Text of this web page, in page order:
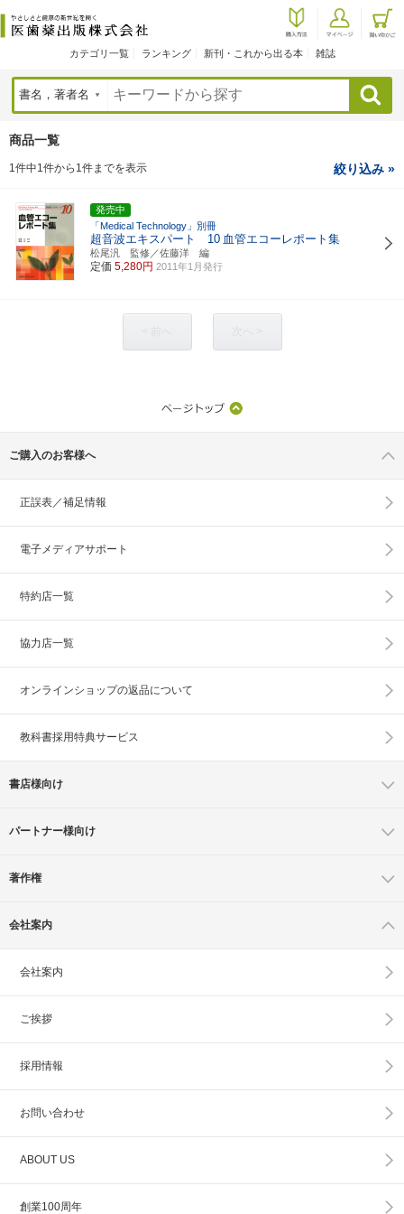
カテゴリ一覧 ランキング 新刊・これから出る本 雑誌
検索
商品一覧
1件中1件から1件までを表示 絞り込み »
発売中
「Medical Technology」別冊
超音波エキスパート 10 血管エコーレポート集
松尾汎 監修／佐藤洋 編
定価 5,280円 2011年1月発行
ご購入のお客様へ
正誤表／補足情報
電子メディアサポート
特約店一覧
協力店一覧
オンラインショップの返品について
教科書採用特典サービス
書店様向け
パートナー様向け
著作権
会社案内
会社案内
ご挨拶
採用情報
お問い合わせ
ABOUT US
創業100周年